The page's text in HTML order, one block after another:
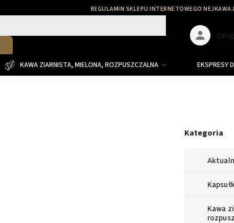
REGULAMIN SKLEPU INTERNETOWEGO
KAWA ZIARNISTA, MIELONA, ROZPUSZCZALNA EKSPRESY
Kategoria
Kawa